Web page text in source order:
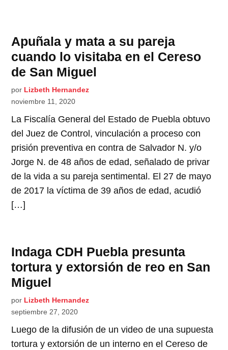
Apuñala y mata a su pareja
cuando lo visitaba en el Cereso
de San Miguel
por Lizbeth Hernandez
noviembre 11, 2020
La Fiscalía General del Estado de Puebla obtuvo
del Juez de Control, vinculación a proceso con
prisión preventiva en contra de Salvador N. y/o
Jorge N. de 48 años de edad, señalado de privar
de la vida a su pareja sentimental. El 27 de mayo
de 2017 la víctima de 39 años de edad, acudió
[…]
Indaga CDH Puebla presunta
tortura y extorsión de reo en San
Miguel
por Lizbeth Hernandez
septiembre 27, 2020
Luego de la difusión de un video de una supuesta
tortura y extorsión de un interno en el Cereso de